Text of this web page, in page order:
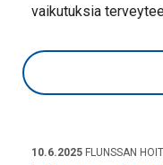
vaikutuksia
10.6.2025 FLUNSSAN